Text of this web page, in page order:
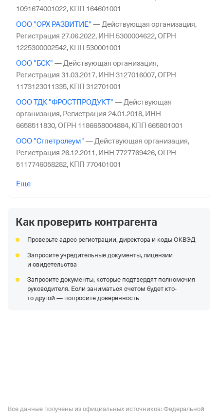
1091674001022, КПП 164601001
ООО "ОРХ РАЗВИТИЕ" — Действующая организация,
Регистрация 27.06.2022, ИНН 5300004622,ОГРН
1225300002542, КПП 530001001
ООО "БСК" — Действующая организация,
Регистрация 31.03.2017, ИНН 3127016007,ОГРН
1173123011335, КПП 312701001
ООО ТДК "ФРОСТПРОДУКТ" — Действующая
организация, Регистрация 24.01.2018, ИНН
6658511830,ОГРН 1186658004884, КПП 665801001
ООО "Сгпетролеум" — Действующая организация,
Регистрация 26.12.2011, ИНН 7727769426,ОГРН
5117746058282, КПП 770401001
ООО "СТРОЙИНДУСТРИЯ"
ООО "КРАСНОГВАРДЕЙСКИЙ ЭЛЕВАТОР"
Действующая организация,
Регистрация 21.01.2015,
ИНН 9105010531,ОГРН 1159102033507,КПП 910501001
ООО "Акз"— Действующая организация,Регистрация
23.06.2022,ИНН 7810949230,
781701001
ООО "ПТК ЭКОР"—Действующая организация,
Еще
Как проверить контрагента
Проверьте адрес регистрации, директора и коды ОКВЭД
Запросите учредительные документы, лицензии
и свидетельства
Запросите документы, которые подтвердят полномочия
руководителя. Если заниматься счетом будет кто-
то другой — попросите доверенность
Все данные получены из официальных источников: Федеральной